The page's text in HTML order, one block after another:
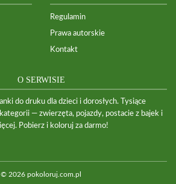
Regulamin
Prawa autorskie
Kontakt
O SERWISIE
do druku dla dzieci i dorosłych. Tysiące
— zwierzęta, pojazdy, postacie z bajek i
Pobierz i koloruj za darmo!
© 2026 pokoloruj.com.pl